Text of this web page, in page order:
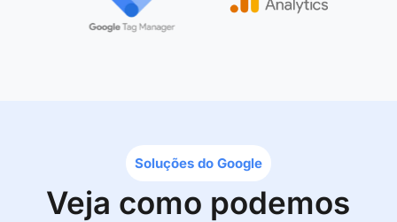
Soluções do Google
Veja como podemos